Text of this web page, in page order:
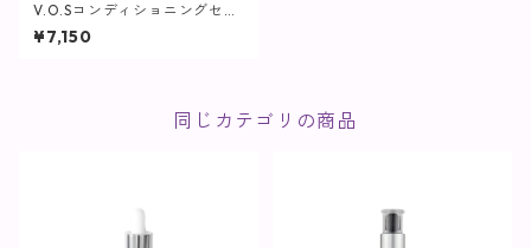
V.O.Sコンディショニングセラ
ムSIRO / 50ml(白)【SPICAR
E】
¥7,150
同じカテゴリの商品